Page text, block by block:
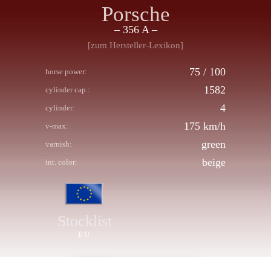
Porsche
– 356 A –
[zum Hersteller-Lexikon]
horse power: 75 / 100
cylinder cap.: 1582
cylinder: 4
v-max: 175 km/h
varnish: green
int. color: beige
Stocklist
EU